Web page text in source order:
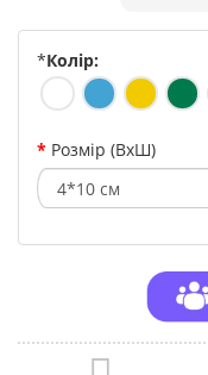
*Колір:
Розмір (ВхШ)